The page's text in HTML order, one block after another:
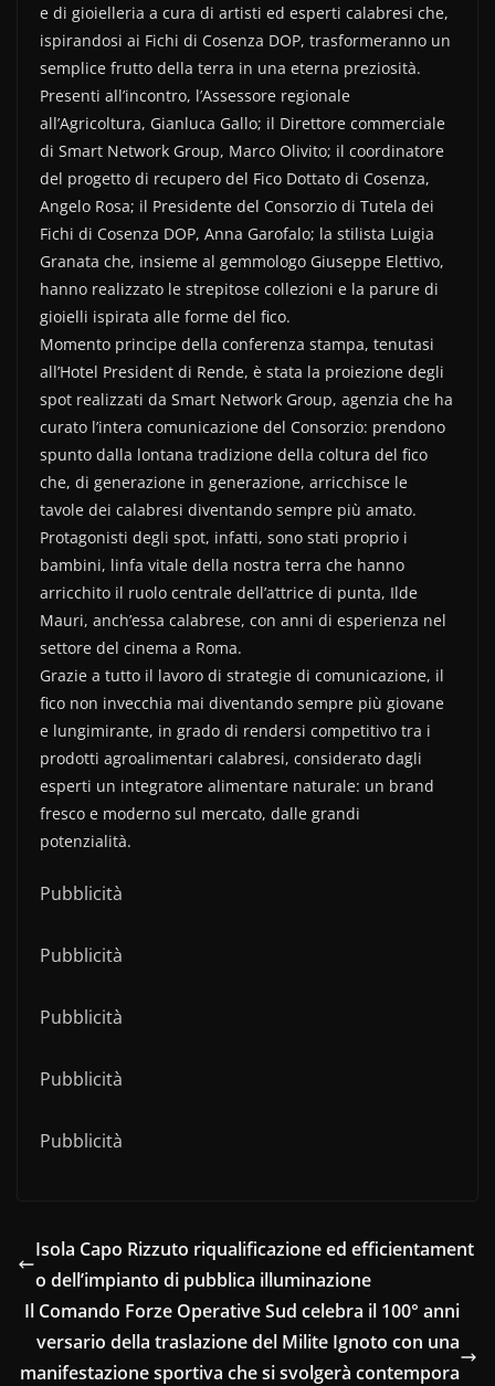
e di gioielleria a cura di artisti ed esperti calabresi che,
ispirandosi ai Fichi di Cosenza DOP, trasformeranno un
semplice frutto della terra in una eterna preziosità.
Presenti all’incontro, l’Assessore regionale
all’Agricoltura, Gianluca Gallo; il Direttore commerciale
di Smart Network Group, Marco Olivito; il coordinatore
del progetto di recupero del Fico Dottato di Cosenza,
Angelo Rosa; il Presidente del Consorzio di Tutela dei
Fichi di Cosenza DOP, Anna Garofalo; la stilista Luigia
Granata che, insieme al gemmologo Giuseppe Elettivo,
hanno realizzato le strepitose collezioni e la parure di
gioielli ispirata alle forme del fico.
Momento principe della conferenza stampa, tenutasi
all’Hotel President di Rende, è stata la proiezione degli
spot realizzati da Smart Network Group, agenzia che ha
curato l’intera comunicazione del Consorzio: prendono
spunto dalla lontana tradizione della coltura del fico
che, di generazione in generazione, arricchisce le
tavole dei calabresi diventando sempre più amato.
Protagonisti degli spot, infatti, sono stati proprio i
bambini, linfa vitale della nostra terra che hanno
arricchito il ruolo centrale dell’attrice di punta, Ilde
Mauri, anch’essa calabrese, con anni di esperienza nel
settore del cinema a Roma.
Grazie a tutto il lavoro di strategie di comunicazione, il
fico non invecchia mai diventando sempre più giovane
e lungimirante, in grado di rendersi competitivo tra i
prodotti agroalimentari calabresi, considerato dagli
esperti un integratore alimentare naturale: un brand
fresco e moderno sul mercato, dalle grandi
potenzialità.
Pubblicità
Pubblicità
Pubblicità
Pubblicità
Pubblicità
Isola Capo Rizzuto riqualificazione ed efficientament
o dell’impianto di pubblica illuminazione
Il Comando Forze Operative Sud celebra il 100° anni
versario della traslazione del Milite Ignoto con una
manifestazione sportiva che si svolgerà contempora